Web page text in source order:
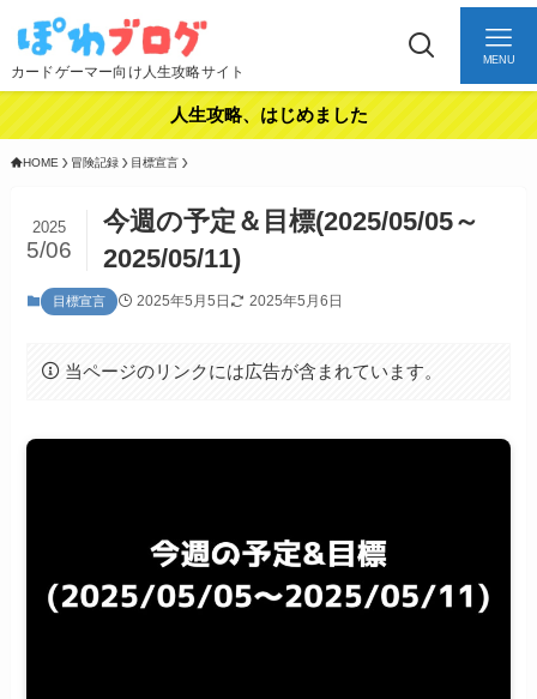
カードゲーマー向け人生攻略サイト
MENU
人生攻略、はじめました
HOME 冒険記録 目標宣言
今週の予定＆目標(2025/05/05～
2025/05/11)
2025
5/06
目標宣言 2025年5月5日 2025年5月6日
当ページのリンクには広告が含まれています。